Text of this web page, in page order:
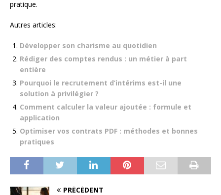
pratique.
Autres articles:
Développer son charisme au quotidien
Rédiger des comptes rendus : un métier à part
entière
Pourquoi le recrutement d’intérims est-il une
solution à privilégier ?
Comment calculer la valeur ajoutée : formule et
application
Optimiser vos contrats PDF : méthodes et bonnes
pratiques
PRÉCÉDENT